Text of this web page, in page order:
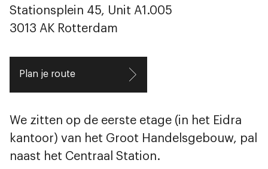
Stationsplein 45, Unit A1.005
3013 AK Rotterdam
Plan je route
We zitten op de eerste etage (in het Eidra
kantoor) van het Groot Handelsgebouw, pal
naast het Centraal Station.